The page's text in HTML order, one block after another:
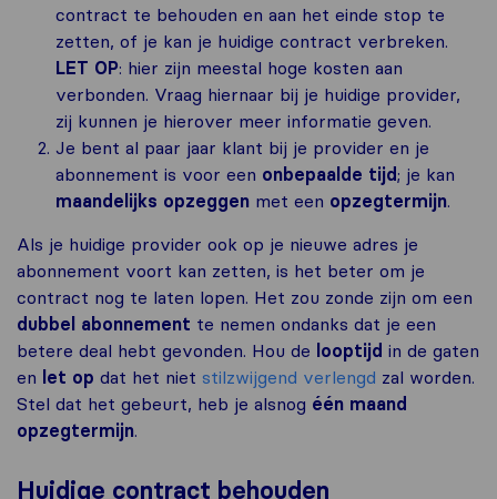
contract te behouden en aan het einde stop te
zetten, of je kan je huidige contract verbreken.
LET OP: hier zijn meestal hoge kosten aan
verbonden. Vraag hiernaar bij je huidige provider,
zij kunnen je hierover meer informatie geven.
Je bent al paar jaar klant bij je provider en je
abonnement is voor een onbepaalde tijd; je kan
maandelijks opzeggen met een opzegtermijn.
Als je huidige provider ook op je nieuwe adres je
abonnement voort kan zetten, is het beter om je
contract nog te laten lopen. Het zou zonde zijn om een
dubbel abonnement te nemen ondanks dat je een
betere deal hebt gevonden. Hou de looptijd in de gaten
en let op dat het niet stilzwijgend verlengd zal worden.
Stel dat het gebeurt, heb je alsnog één maand
opzegtermijn.
Huidige contract behouden